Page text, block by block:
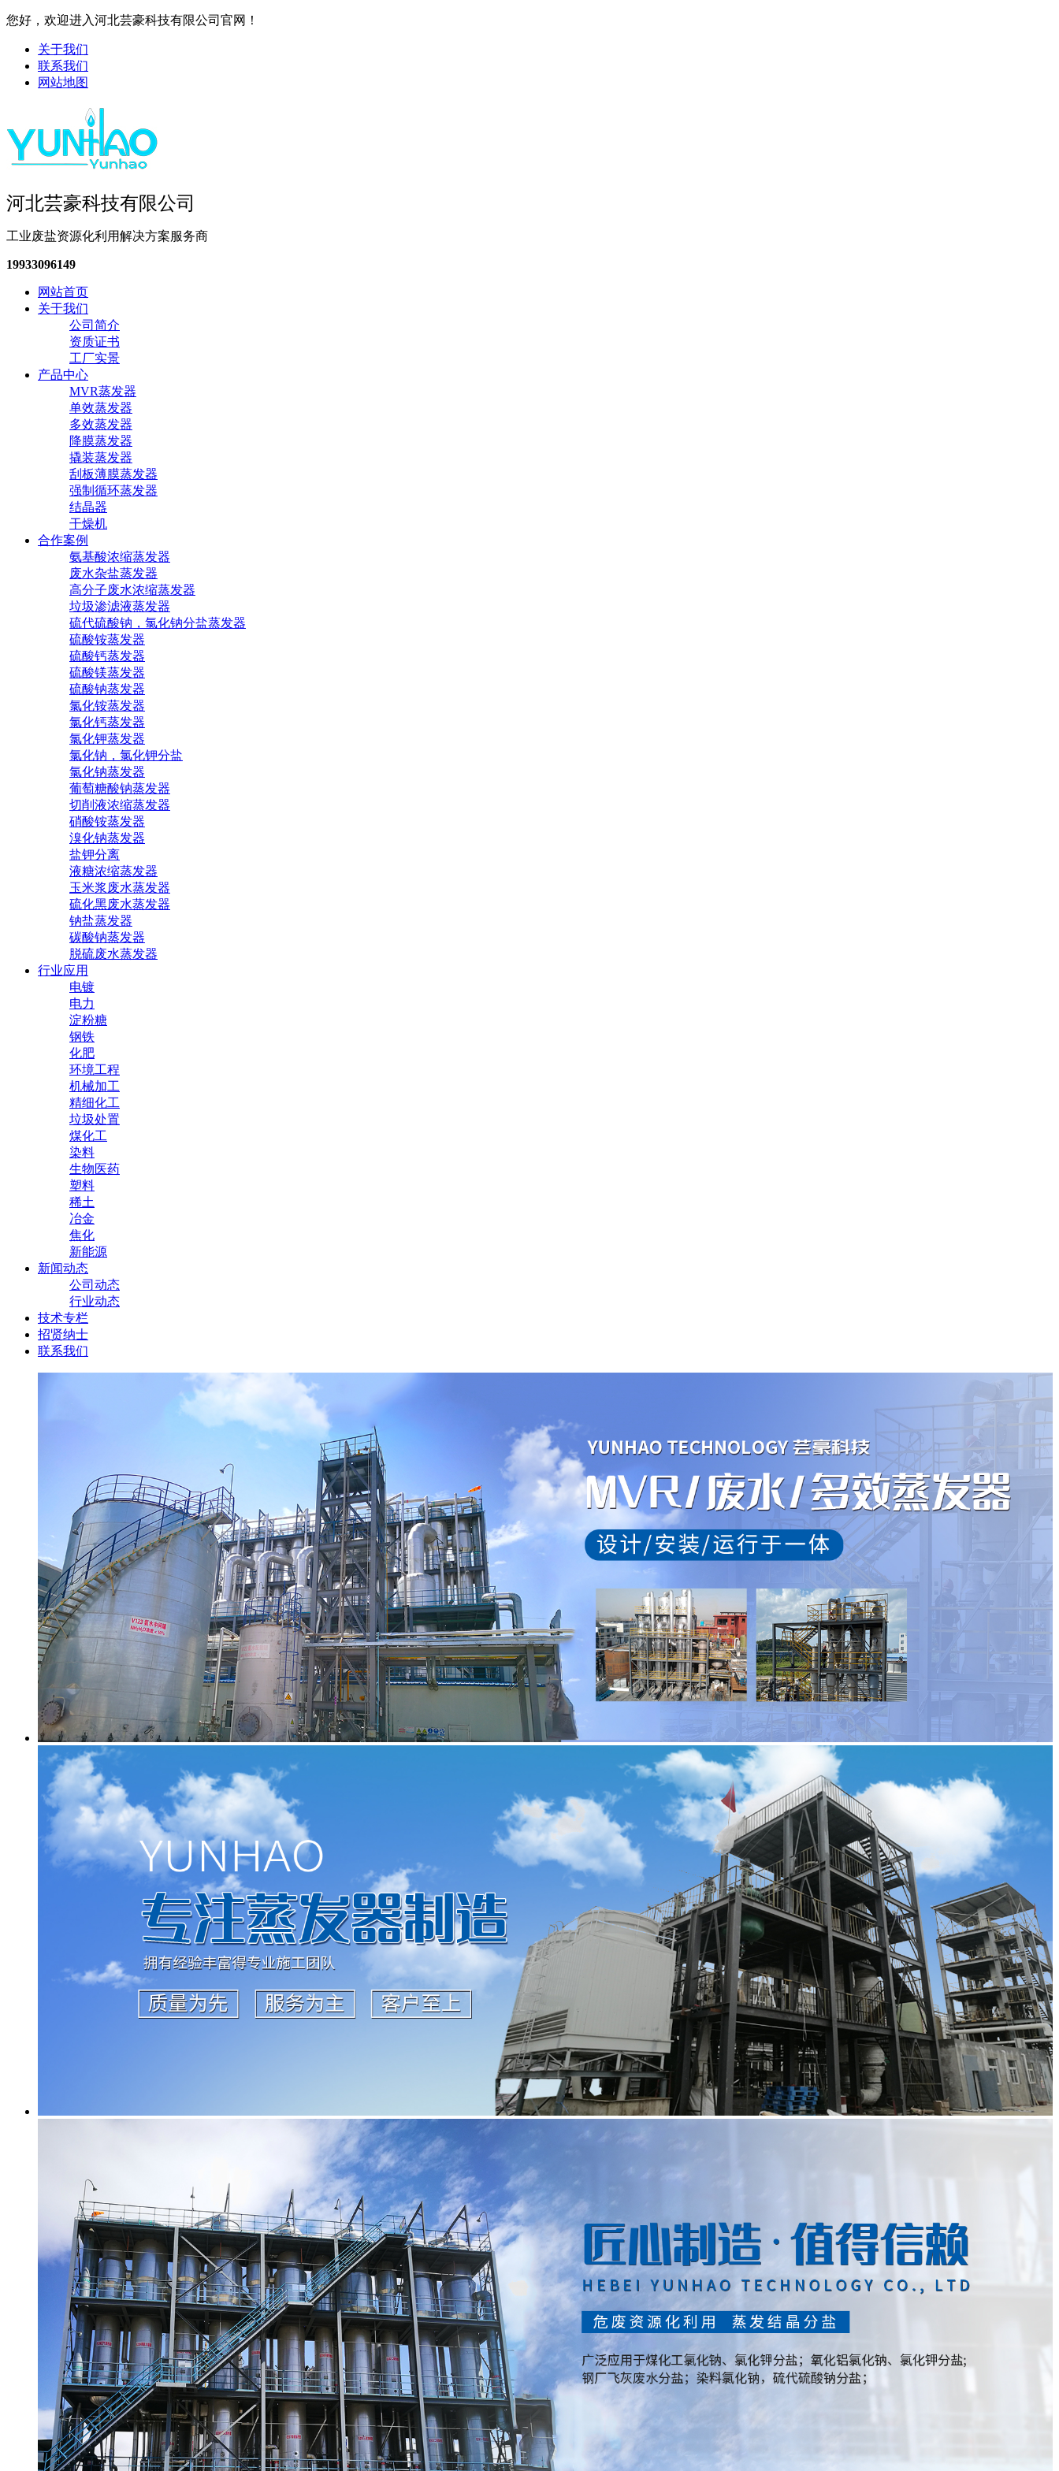
您好，欢迎进入河北芸豪科技有限公司官网！
关于我们
联系我们
网站地图
河北芸豪科技有限公司
工业废盐资源化利用解决方案服务商
19933096149
网站首页
关于我们
公司简介
资质证书
工厂实景
产品中心
MVR蒸发器
单效蒸发器
多效蒸发器
降膜蒸发器
撬装蒸发器
刮板薄膜蒸发器
强制循环蒸发器
结晶器
干燥机
合作案例
氨基酸浓缩蒸发器
废水杂盐蒸发器
高分子废水浓缩蒸发器
垃圾渗滤液蒸发器
硫代硫酸钠，氯化钠分盐蒸发器
硫酸铵蒸发器
硫酸钙蒸发器
硫酸镁蒸发器
硫酸钠蒸发器
氯化铵蒸发器
氯化钙蒸发器
氯化钾蒸发器
氯化钠，氯化钾分盐
氯化钠蒸发器
葡萄糖酸钠蒸发器
切削液浓缩蒸发器
硝酸铵蒸发器
溴化钠蒸发器
盐钾分离
液糖浓缩蒸发器
玉米浆废水蒸发器
硫化黑废水蒸发器
钠盐蒸发器
碳酸钠蒸发器
脱硫废水蒸发器
行业应用
电镀
电力
淀粉糖
钢铁
化肥
环境工程
机械加工
精细化工
垃圾处置
煤化工
染料
生物医药
塑料
稀土
冶金
焦化
新能源
新闻动态
公司动态
行业动态
技术专栏
招贤纳士
联系我们